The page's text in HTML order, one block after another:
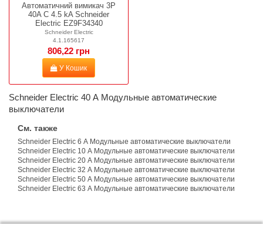
Автоматичний вимикач 3P
40A C 4.5 kA Schneider
Electric EZ9F34340
Schneider Electric
4.1.165617
806,22 грн
У Кошик
Schneider Electric 40 А Модульные автоматические
выключатели
См. также
Schneider Electric 6 А Модульные автоматические выключатели
Schneider Electric 10 А Модульные автоматические выключатели
Schneider Electric 20 А Модульные автоматические выключатели
Schneider Electric 32 А Модульные автоматические выключатели
Schneider Electric 50 А Модульные автоматические выключатели
Schneider Electric 63 А Модульные автоматические выключатели